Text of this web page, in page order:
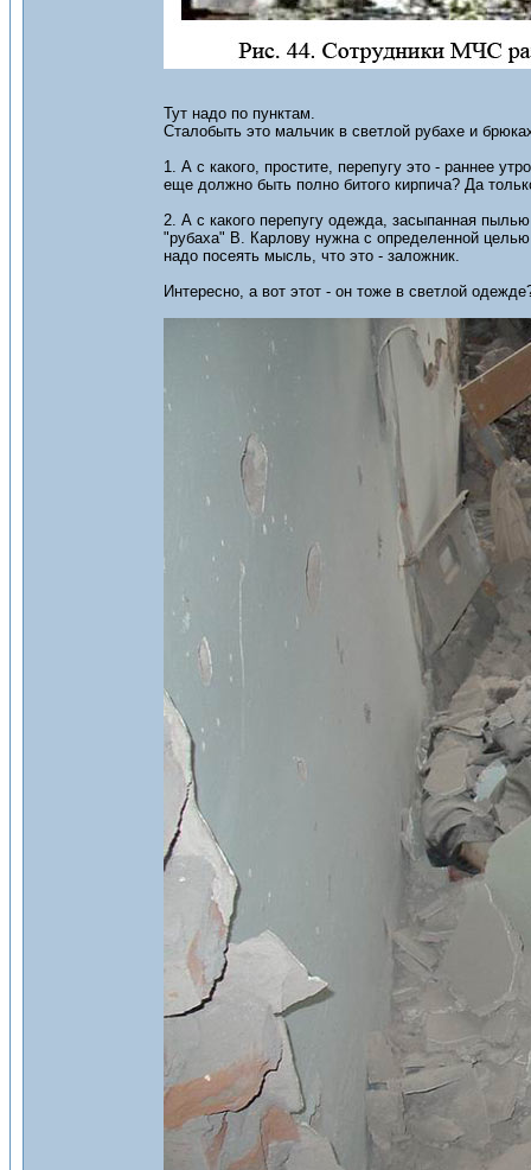
Тут надо по пунктам.
Сталобыть это мальчик в светлой рубахе и
1. А с какого, простите, перепугу это - раннее
еще должно быть полно битого кирпича? Да
2. А с какого перепугу одежда, засыпанная
"рубаха" В. Карлову нужна с определенной
надо посеять мысль, что это - заложник.
Интересно, а вот этот - он тоже в светлой